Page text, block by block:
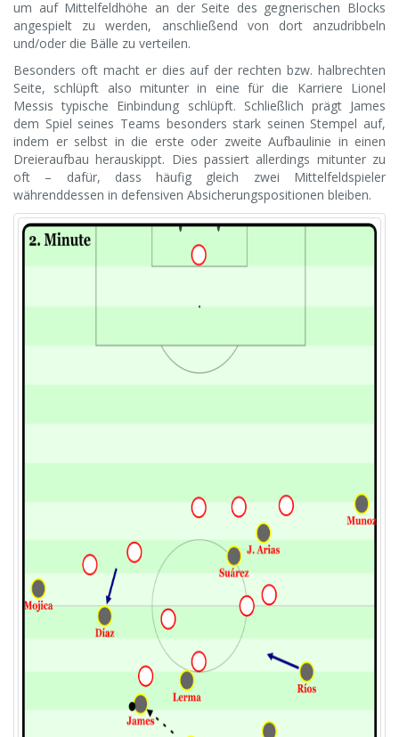
um auf Mittelfeldhöhe an der Seite des gegnerischen Blocks
angespielt zu werden, anschließend von dort anzudribbeln
und/oder die Bälle zu verteilen.
Besonders oft macht er dies auf der rechten bzw. halbrechten
Seite, schlüpft also mitunter in eine für die Karriere Lionel
Messis typische Einbindung schlüpft. Schließlich prägt James
dem Spiel seines Teams besonders stark seinen Stempel auf,
indem er selbst in die erste oder zweite Aufbaulinie in einen
Dreieraufbau herauskippt. Dies passiert allerdings mitunter zu
oft – dafür, dass häufig gleich zwei Mittelfeldspieler
währenddessen in defensiven Absicherungspositionen bleiben.